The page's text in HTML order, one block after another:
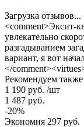
Загрузка отзывов...
<comment>Эксит-
увлекательно
разгадыванием
вариант, я вот
</
Рекомендуем также
1 190 руб. /шт
1 487 руб.
-20%
Экономия 297 руб.